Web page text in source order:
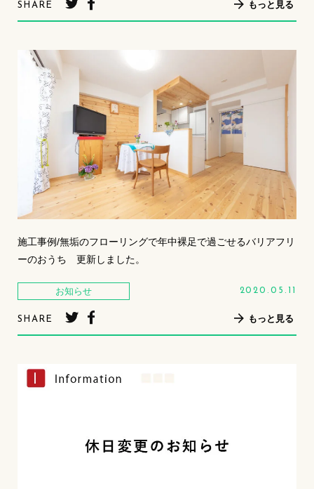
SHARE もっと見る
施工事例/無垢のフローリングで年中裸足で過ごせるバリアフリ
ーのおうち 更新しました。
お知らせ 2020.05.11
SHARE もっと見る